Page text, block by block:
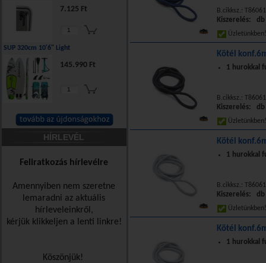
7.125 Ft
SUP 320cm 10'6" Light
145.990 Ft
HÍRLEVÉL
Feliratkozás hírlevélre
Amennyiben nem szeretne
lemaradni az aktuális
hírleveleinkről,
kérjük klikkeljen a lenti linkre!
Köszönjük!
B.cikksz.:
Kiszerelés: db
Kötél
1 hurokkal
B.cikksz.:
Kiszerelés: db
Kötél
1 hurokkal
B.cikksz.:
Kiszerelés: db
Kötél
1 hurokkal